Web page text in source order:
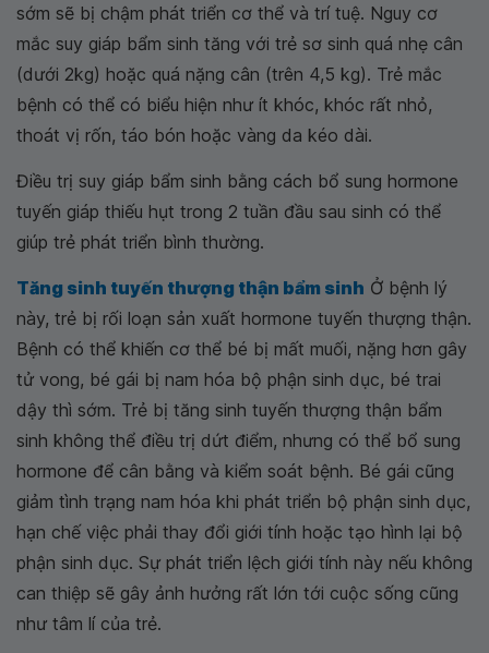
sớm sẽ bị chậm phát triển cơ thể và trí tuệ. Nguy cơ
mắc suy giáp bẩm sinh tăng với trẻ sơ sinh quá nhẹ cân
(dưới 2kg) hoặc quá nặng cân (trên 4,5 kg). Trẻ mắc
bệnh có thể có biểu hiện như ít khóc, khóc rất nhỏ,
thoát vị rốn, táo bón hoặc vàng da kéo dài.
Điều trị suy giáp bẩm sinh bằng cách bổ sung hormone
tuyến giáp thiếu hụt trong 2 tuần đầu sau sinh có thể
giúp trẻ phát triển bình thường.
Tăng sinh tuyến thượng thận bẩm sinh Ở bệnh lý
này, trẻ bị rối loạn sản xuất hormone tuyến thượng thận.
Bệnh có thể khiến cơ thể bé bị mất muối, nặng hơn gây
tử vong, bé gái bị nam hóa bộ phận sinh dục, bé trai
dậy thì sớm. Trẻ bị tăng sinh tuyến thượng thận bẩm
sinh không thể điều trị dứt điểm, nhưng có thể bổ sung
hormone để cân bằng và kiểm soát bệnh. Bé gái cũng
giảm tình trạng nam hóa khi phát triển bộ phận sinh dục,
hạn chế việc phải thay đổi giới tính hoặc tạo hình lại bộ
phận sinh dục. Sự phát triển lệch giới tính này nếu không
can thiệp sẽ gây ảnh hưởng rất lớn tới cuộc sống cũng
như tâm lí của trẻ.